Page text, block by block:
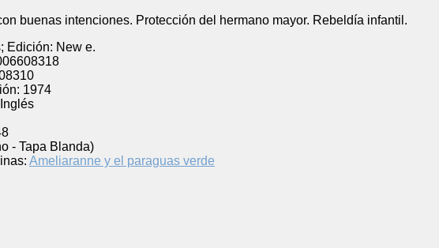
buenas intenciones. Protección del hermano mayor. Rebeldía infantil.
Edición: New e.
1974
Inglés
- Tapa Blanda)
Ameliaranne y el paraguas verde